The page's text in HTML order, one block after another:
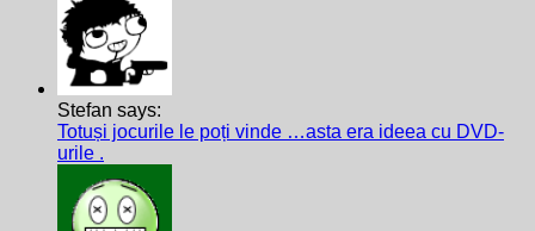
Stefan says:
Totuși jocurile le poți vinde …asta era ideea cu DVD-
urile .